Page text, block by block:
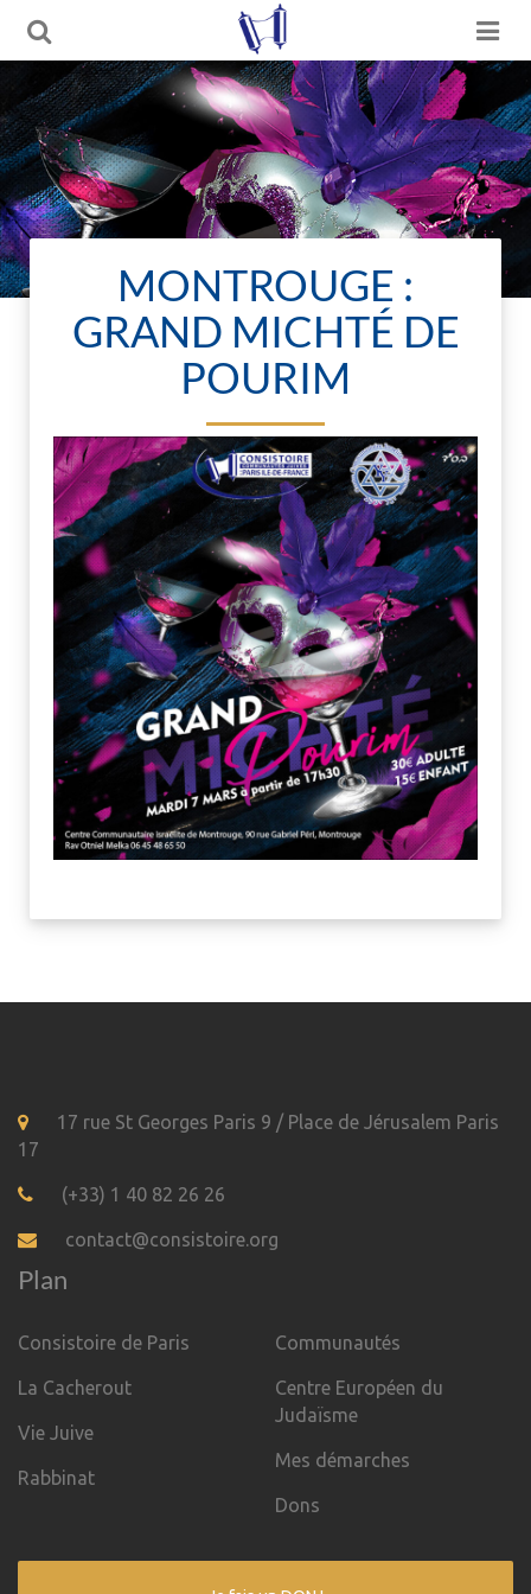
MONTROUGE :
GRAND MICHTÉ DE
POURIM
17 rue St Georges Paris 9 / Place de Jérusalem Paris
17
(+33) 1 40 82 26 26
contact@consistoire.org
Plan
Consistoire de Paris
La Cacherout
Vie Juive
Rabbinat
Communautés
Centre Européen du
Judaïsme
Mes démarches
Dons